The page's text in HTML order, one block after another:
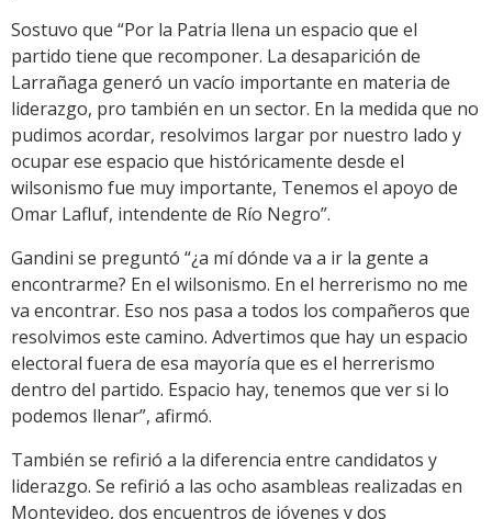
Sostuvo que “Por la Patria llena un espacio que el
partido tiene que recomponer. La desaparición de
Larrañaga generó un vacío importante en materia de
liderazgo, pro también en un sector. En la medida que no
pudimos acordar, resolvimos largar por nuestro lado y
ocupar ese espacio que históricamente desde el
wilsonismo fue muy importante, Tenemos el apoyo de
Omar Lafluf, intendente de Río Negro”.
Gandini se preguntó “¿a mí dónde va a ir la gente a
encontrarme? En el wilsonismo. En el herrerismo no me
va encontrar. Eso nos pasa a todos los compañeros que
resolvimos este camino. Advertimos que hay un espacio
electoral fuera de esa mayoría que es el herrerismo
dentro del partido. Espacio hay, tenemos que ver si lo
podemos llenar”, afirmó.
También se refirió a la diferencia entre candidatos y
liderazgo. Se refirió a las ocho asambleas realizadas en
Montevideo, dos encuentros de jóvenes y dos